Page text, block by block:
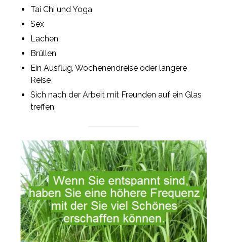
Tai Chi und Yoga
Sex
Lachen
Brüllen
Ein Ausflug, Wochenendreise oder längere
Reise
Sich nach der Arbeit mit Freunden auf ein Glas
treffen